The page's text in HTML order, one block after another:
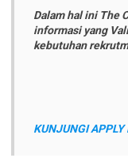
Dalam hal ini The
informasi yang
kebutuhan
KUNJUNGI APPLY